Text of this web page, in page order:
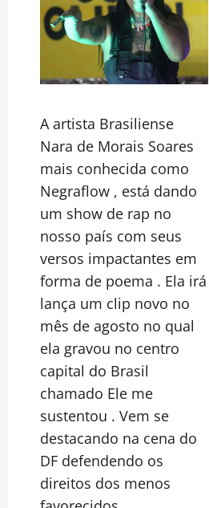
A artista Brasiliense
Nara de Morais Soares
mais conhecida como
Negraflow , está dando
um show de rap no
nosso país com seus
versos impactantes em
forma de poema . Ela irá
lança um clip novo no
mês de agosto no qual
ela gravou no centro
capital do Brasil
chamado Ele me
sustentou . Vem se
destacando na cena do
DF defendendo os
direitos dos menos